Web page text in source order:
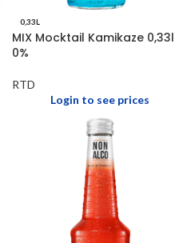
0,33L
MIX Mocktail Kamikaze 0,33l
0%
RTD
Login to see prices